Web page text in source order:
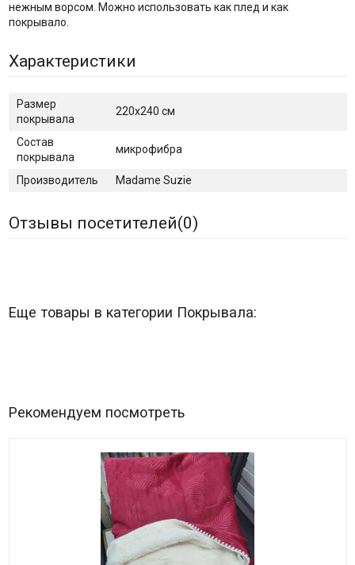
нежным ворсом. Можно использовать как плед и как
покрывало.
Характеристики
Размер
покрывала
220х240 см
Состав
покрывала
микрофибра
Производитель Madame Suzie
Отзывы посетителей(0)
Еще товары в категории Покрывала:
Рекомендуем посмотреть